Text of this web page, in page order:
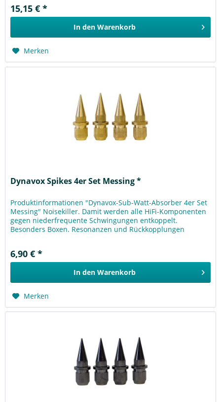
15,15 € *
In den Warenkorb
Merken
Dynavox Spikes 4er Set Messing *
Produktinformationen "Dynavox-Sub-Watt-Absorber 4er Set
Messing" Noisekiller. Damit werden alle HiFi-Komponenten
gegen niederfrequente Schwingungen entkoppelt.
Besonders Boxen. Resonanzen und Rückkopplungen
6,90 € *
In den Warenkorb
Merken